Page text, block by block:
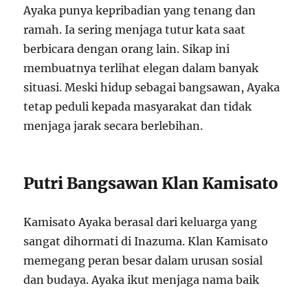
Ayaka punya kepribadian yang tenang dan
ramah. Ia sering menjaga tutur kata saat
berbicara dengan orang lain. Sikap ini
membuatnya terlihat elegan dalam banyak
situasi. Meski hidup sebagai bangsawan, Ayaka
tetap peduli kepada masyarakat dan tidak
menjaga jarak secara berlebihan.
Putri Bangsawan Klan Kamisato
Kamisato Ayaka berasal dari keluarga yang
sangat dihormati di Inazuma. Klan Kamisato
memegang peran besar dalam urusan sosial
dan budaya. Ayaka ikut menjaga nama baik